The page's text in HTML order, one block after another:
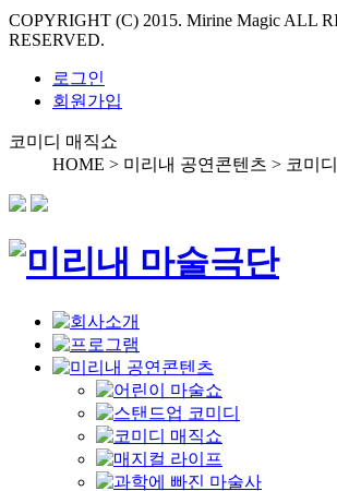
COPYRIGHT (C) 2015. Mirine Magic ALL
RESERVED.
로그인
회원가입
코미디 매직쇼
HOME > 미리내 공연콘텐츠 > 코미